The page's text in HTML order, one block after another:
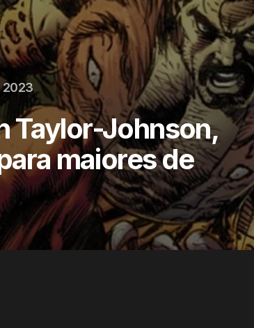
2023
Taylor-Johnson,
maiores de